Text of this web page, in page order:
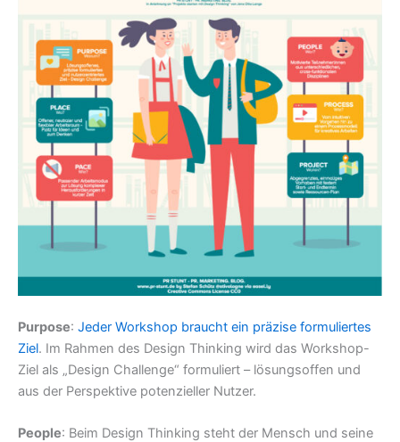
Purpose: Jeder Workshop braucht ein präzise formuliertes
Ziel. Im Rahmen des Design Thinking wird das Workshop-
Ziel als „Design Challenge“ formuliert – lösungsoffen und
aus der Perspektive potenzieller Nutzer.
People: Beim Design Thinking steht der Mensch und seine